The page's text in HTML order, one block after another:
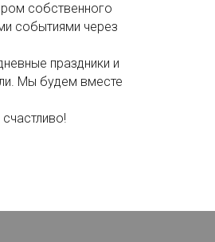
собственного
событиями через
праздники и
Мы будем вместе